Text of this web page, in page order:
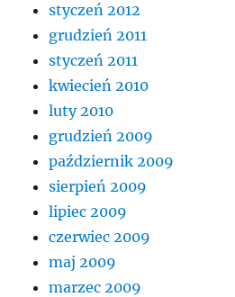
styczeń 2012
grudzień 2011
styczeń 2011
kwiecień 2010
luty 2010
grudzień 2009
październik 2009
sierpień 2009
lipiec 2009
czerwiec 2009
maj 2009
marzec 2009